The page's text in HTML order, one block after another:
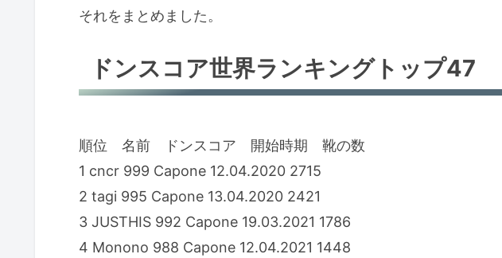
それをまとめました。
ドンスコア世界ランキングトップ47
順位 名前 ドンスコア 開始時期 靴の数
1 cncr 999 Capone 12.04.2020 2715
2 tagi 995 Capone 13.04.2020 2421
3 JUSTHIS 992 Capone 19.03.2021 1786
4 Monono 988 Capone 12.04.2021 1448